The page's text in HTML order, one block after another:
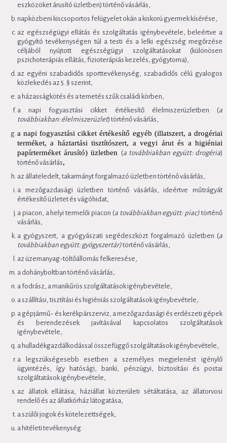
eszközöket árusító üzletben) történő vásárlás,
napközbeni kiscsoportos felügyelet okán a kiskorú gyermek kísérése,
az egészségügyi ellátás és szolgáltatás igénybevétele, beleértve a
gyógyító tevékenységen túl a testi és a lelki egészség megőrzése
céljából nyújtott egészségügyi szolgáltatásokat (különösen
pszichoterápiás ellátás, fizioterápiás kezelés, gyógytorna),
az egyéni szabadidős sporttevékenység, szabadidős célú gyalogos
közlekedés az 5. § szerint,
a házasságkötés és a temetés szűk családi körben,
a napi fogyasztási cikket értékesítő élelmiszerüzletben (a
továbbiakban: élelmiszerüzlet) történő vásárlás,
a napi fogyasztási cikket értékesítő egyéb (illatszert, a drogériai
terméket, a háztartási tisztítószert, a vegyi árut és a higiéniai
papírterméket árusító) üzletben (a továbbiakban együtt: drogéria)
történő vásárlás,
az állateledelt, takarmányt forgalmazó üzletben történő vásárlás,
a mezőgazdasági üzletben történő vásárlás, ideértve műtrágyát
értékesítő üzletet és vágóhidat,
a piacon, a helyi termelői piacon (a továbbiakban együtt: piac)történő
vásárlás,
a gyógyszert, a gyógyászati segédeszközt forgalmazó üzletben (a
továbbiakban együtt: gyógyszertár)történő vásárlás,
az üzemanyag-töltőállomás felkeresése,
a dohányboltban történő vásárlás,
a fodrász, a manikűrös szolgáltatások igénybevétele,
a szállítási, tisztítási és higiéniás szolgáltatások igénybevétele,
a gépjármű- és kerékpárszerviz, a mezőgazdasági és erdészeti gépek
és berendezések javításával kapcsolatos szolgáltatások
igénybevétele,
a hulladékgazdálkodással összefüggő szolgáltatások igénybevétele,
a legszükségesebb esetben a személyes megjelenést igénylő
ügyintézés, így hatósági, banki, pénzügyi, biztosítási és postai
szolgáltatások igénybevétele,
az állatok ellátása, háziállat közterületi sétáltatása, az állatorvosi
rendelő és az állatkórház látogatása,
a szülői jogok és kötelezettségek,
a hitéleti tevékenység.